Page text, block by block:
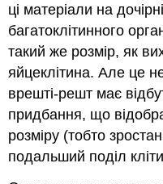
ці матеріали на
багатоклітинного
такий же розмір, як
яйцеклітина. Але це
врешті-решт має
придбання, що
розміру (тобто
подальший поділ